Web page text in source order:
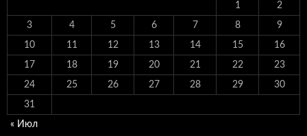
1 2
3 4 5 6 7 8 9
10 11 12 13 14 15 16
17 18 19 20 21 22 23
24 25 26 27 28 29 30
31
« Июл